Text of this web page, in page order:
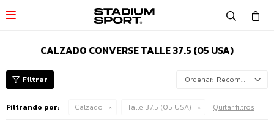

CALZADO CONVERSE TALLE 37.5 (05 USA)
Recomendados
Filtrando por: Calzado Talle 37.5 (05 USA) Quitar filtros